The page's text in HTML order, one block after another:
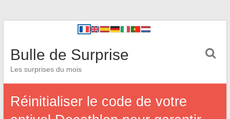
Bulle de Surprise
Les surprises du mois
Réinitialiser le code de votre